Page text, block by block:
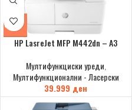
HP LasreJet MFP M442dn – A3
Мултифункциски уреди
Мултифункционални - Ласерски
39.999 ден